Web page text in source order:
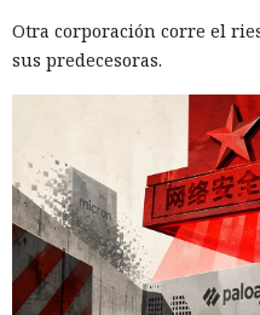
Otra corporación corre el
sus predecesoras.